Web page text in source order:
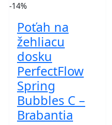
-14%
Poťah na
žehliacu
dosku
PerfectFlow
Spring
Bubbles C –
Brabantia